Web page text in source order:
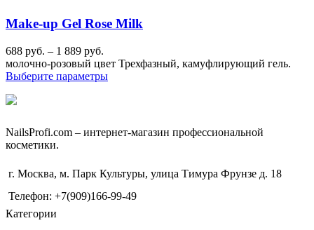
Make-up Gel Rose Milk
688 руб. – 1 889 руб.
молочно-розовый цвет Трехфазный, камуфлирующий гель.
Выберите параметры
NailsРrofi.com – интернет-магазин профессиональной
косметики.
г. Москва, м. Парк Культуры, улица Тимура Фрунзе д. 18
Телефон: +7(909)166-99-49
Категории